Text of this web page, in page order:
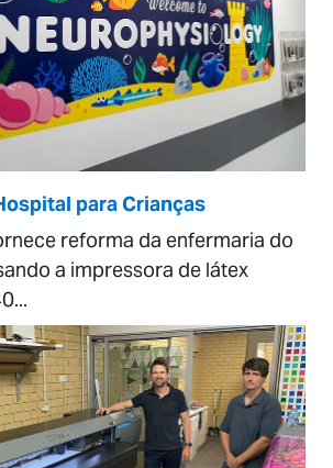
para Crianças
reforma da enfermaria do
a impressora de látex